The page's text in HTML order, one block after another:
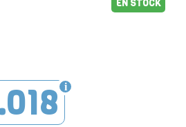
EN STOCK